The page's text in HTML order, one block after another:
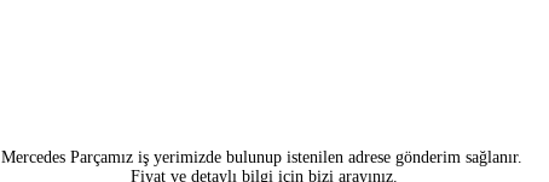
Mercedes Parçamız iş yerimizde bulunup istenilen adrese gönderim sağlanır.
Fiyat ve detaylı bilgi için bizi arayınız.